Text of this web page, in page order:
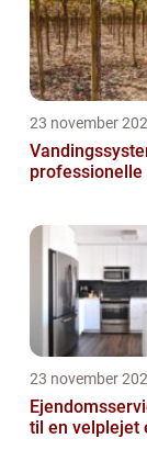
23 november
professionelle
23 november
til en velplejet